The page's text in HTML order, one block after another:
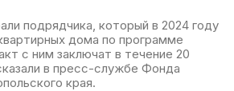
подрядчика, который в 2024 году
дома по программе
с ним заключат в течение 20
в пресс-службе Фонда
края.